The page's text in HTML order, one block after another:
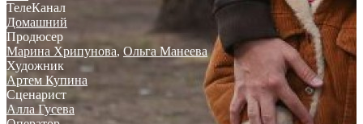
ТелеКанал
Домашний
Продюсер
Марина Хрипунова, Ольга Манеева
Художник
Артем Купина
Сценарист
Алла Гусева